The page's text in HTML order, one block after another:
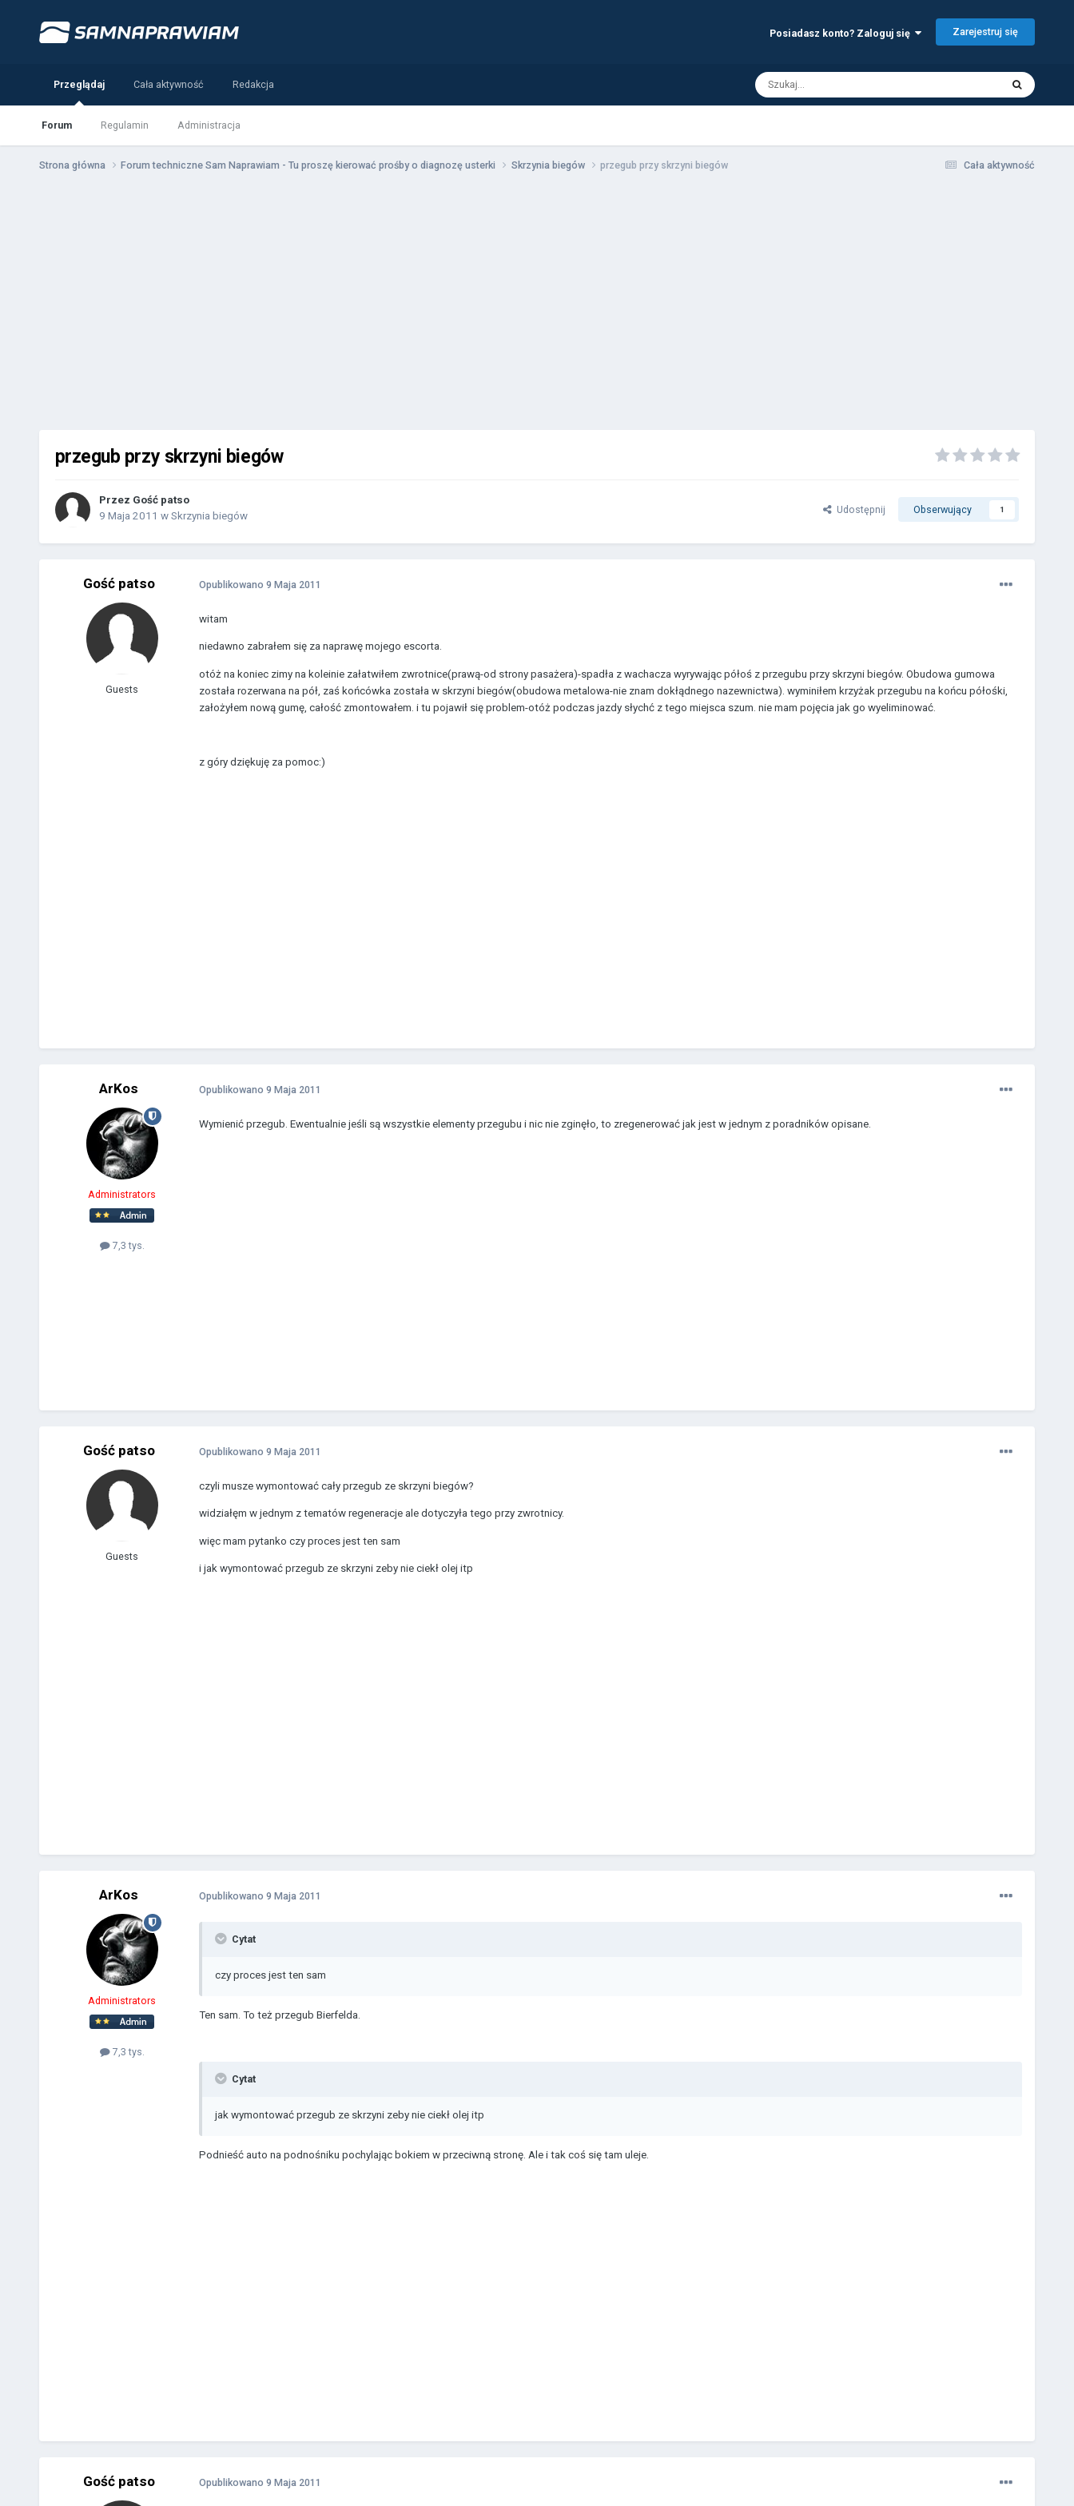
Posiadasz konto? Zaloguj się Zarejestruj się
Przeglądaj
Forum Regulamin Administracja
Cała aktywność Redakcja
Cała aktywność
Strona główna Forum techniczne Sam Naprawiam - Tu proszę kierować prośby o diagnozę usterki Skrzynia biegów przegub przy skrzyni biegów
przegub przy skrzyni biegów
Przez Gość patso
9 Maja 2011 w Skrzynia biegów Udostępnij Obserwujący 1
Gość patso
Guests
Opublikowano 9 Maja 2011
witam
niedawno zabrałem się za naprawę mojego escorta.
otóż na koniec zimy na koleinie załatwiłem zwrotnice(prawą-od strony pasażera)-spadła z wachacza wyrywając półoś z przegubu przy skrzyni biegów. Obudowa gumowa
została rozerwana na pół, zaś końcówka została w skrzyni biegów(obudowa metalowa-nie znam dokłądnego nazewnictwa). wyminiłem krzyżak przegubu na końcu półośki,
założyłem nową gumę, całość zmontowałem. i tu pojawił się problem-otóż podczas jazdy słychć z tego miejsca szum. nie mam pojęcia jak go wyeliminować.
z góry dziękuję za pomoc:)
ArKos
Administrators
7,3 tys.
Opublikowano 9 Maja 2011
Wymienić przegub. Ewentualnie jeśli są wszystkie elementy przegubu i nic nie zginęło, to zregenerować jak jest w jednym z poradników opisane.
Gość patso
Guests
Opublikowano 9 Maja 2011
czyli musze wymontować cały przegub ze skrzyni biegów?
widziałęm w jednym z tematów regeneracje ale dotyczyła tego przy zwrotnicy.
więc mam pytanko czy proces jest ten sam
i jak wymontować przegub ze skrzyni zeby nie ciekł olej itp
ArKos
Administrators
7,3 tys.
Opublikowano 9 Maja 2011
Cytat
czy proces jest ten sam
Ten sam. To też przegub Bierfelda.
Cytat
jak wymontować przegub ze skrzyni zeby nie ciekł olej itp
Podnieść auto na podnośniku pochylając bokiem w przeciwną stronę. Ale i tak coś się tam uleje.
Gość patso Opublikowano 9 Maja 2011